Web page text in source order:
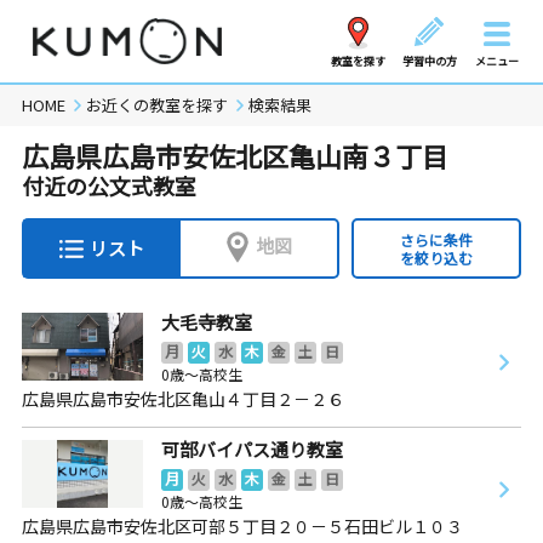
教室を探す 学習中の方 メニュー
HOME お近くの教室を探す 検索結果
広島県広島市安佐北区亀山南３丁目
付近の公文式教室
リスト 地図
さらに条件
を絞り込む
大毛寺教室
月 火 水 木 金 土
日
0歳～高校生
広島県広島市安佐北区亀山４丁目２－２６
可部バイパス通り教室
月 火 水 木 金 土
日
0歳～高校生
広島県広島市安佐北区可部５丁目２０－５石田ビル１０３